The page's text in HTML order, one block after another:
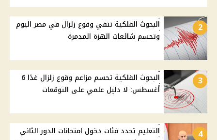
2
البحوث الفلكية تنفي وقوع زلزال في مصر اليوم
وتحسم شائعات الهزة المدمرة
3
البحوث الفلكية تحسم مزاعم وقوع زلزال غدًا 6
أغسطس: لا دليل علمي على التوقعات
4
التعليم تحدد فئات دخول امتحانات الدور الثاني